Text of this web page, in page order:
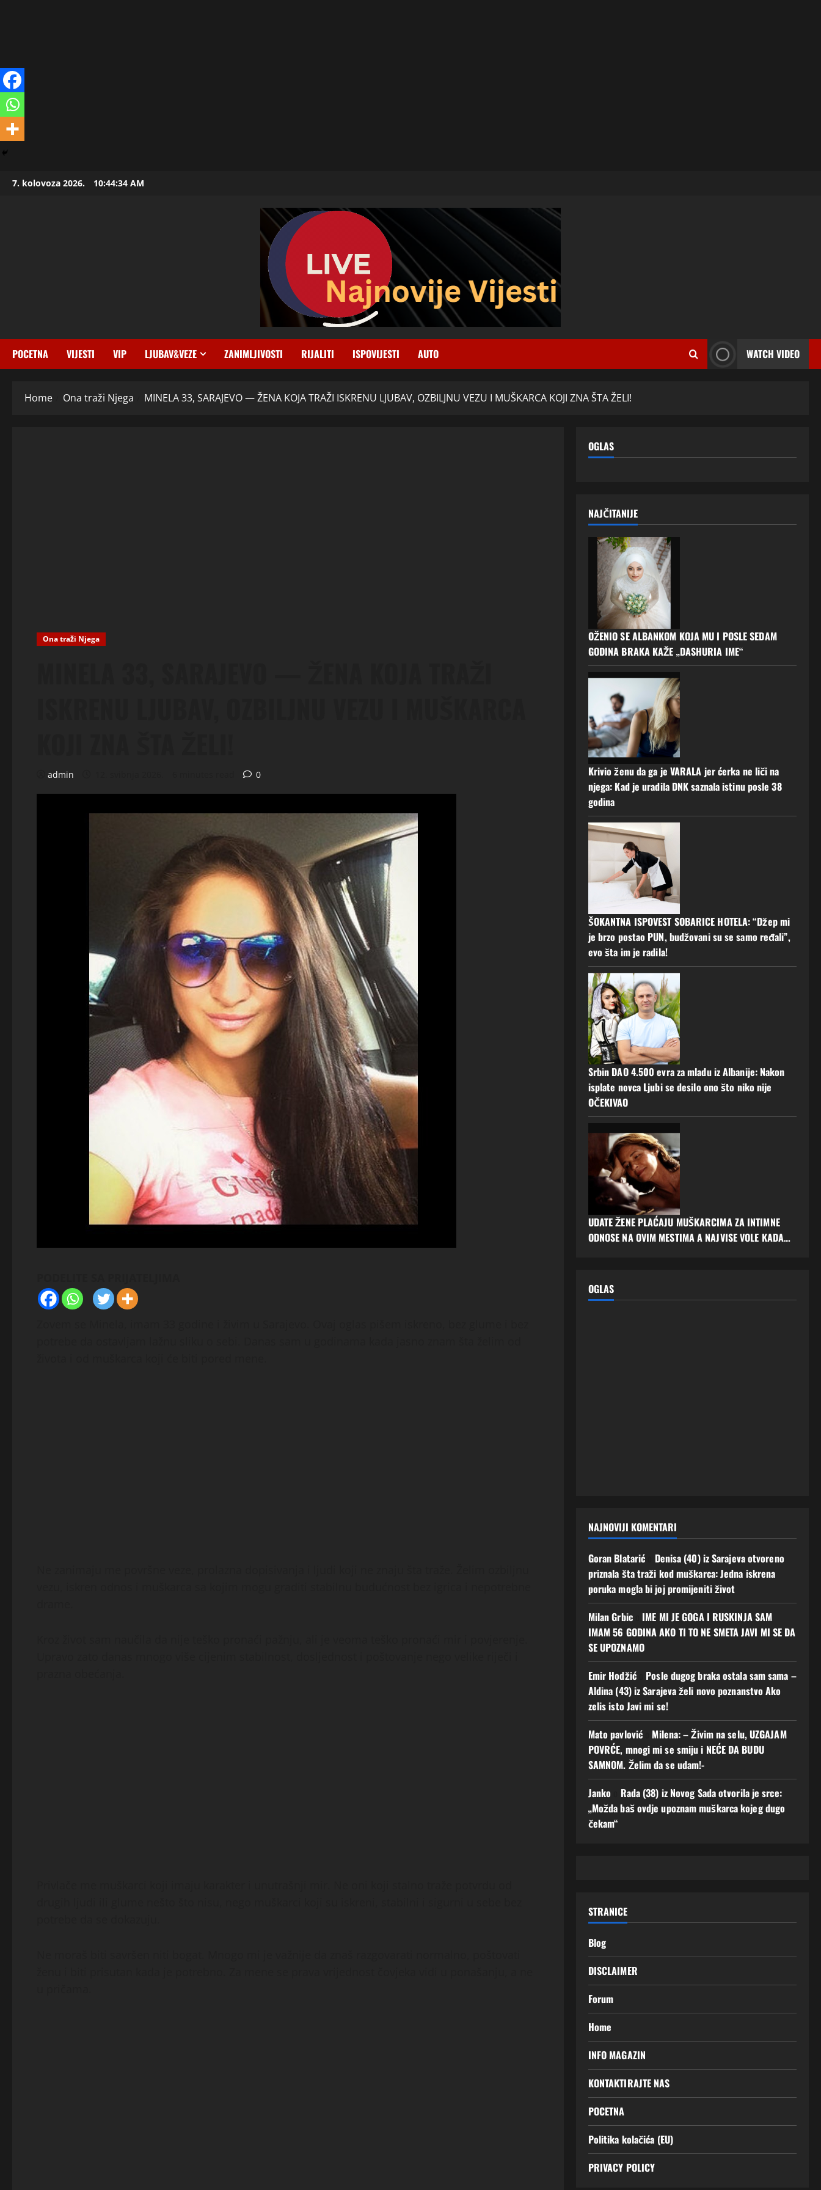
Skip7. kolovoza 2026. 10:44:35 AM
POCETNA VIJESTI VIP LJUBAV&VEZE ZANIMLJIVOSTI RIJALITI ISPOVIJESTI AUTO WATCH VIDEO
Home Ona traži Njega MINELA 33, SARAJEVO — ŽENA KOJA TRAŽI ISKRENU LJUBAV, OZBILJNU VEZU I MUŠKARCA KOJI ZNA ŠTA ŽELI!
Ona traži Njega
admin 0
OGLAS
NAJČITANIJE
OŽENIO SE ALBANKOM KOJA MU I POSLE SEDAM
GODINA BRAKA KAŽE „DASHURIA IME“
Krivio ženu da ga je VARALA jer ćerka ne liči na
njega: Kad je uradila DNK saznala istinu posle 38
godina
ŠOKANTNA ISPOVEST SOBARICE HOTELA: “Džep mi
je brzo postao PUN, budžovani su se samo ređali”,
evo šta im je radila!
Srbin DAO 4.500 evra za mladu iz Albanije: Nakon
isplate novca Ljubi se desilo ono što niko nije
OČEKIVAO
UDATE ŽENE PLAĆAJU MUŠKARCIMA ZA INTIMNE
ODNOSE NA OVIM MESTIMA A NAJVISE VOLE KADA…
OGLAS
NAJNOVIJI KOMENTARI
Goran Blatarić
Denisa (40) iz Sarajeva otvoreno
priznala šta traži kod muškarca: Jedna iskrena
poruka mogla bi joj promijeniti život
Milan Grbico IME MI JE GOGA I RUSKINJA SAM
IMAM 56 GODINA AKO TI TO NE SMETA JAVI MI SE DA
SE UPOZNAMO
Emir Hodžićo Posle dugog braka ostala sam sama –
Aldina (43) iz Sarajeva želi novo poznanstvo Ako
zelis isto Javi mi se!
Mato pavlović
Milena: – Živim na selu, UZGAJAM
POVRĆE, mnogi mi se smiju i NEĆE DA BUDU
SAMNOM. Želim da se udam!-
Janko
Rada (38) iz Novog Sada otvorila je srce:
„Možda baš ovdje upoznam muškarca kojeg dugo
čekam“
STRANICE
Blog
DISCLAIMER
Forum
Home
INFO MAGAZIN
KONTAKTIRAJTE NAS
POCETNA
Politika kolačića (EU)
PRIVACY POLICY